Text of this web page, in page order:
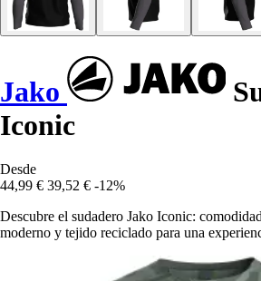
Jako
Iconic
Desde
44,99 € 39,52 € -12%
Descubre el sudadero Jako Iconic:
moderno y tejido reciclado para una